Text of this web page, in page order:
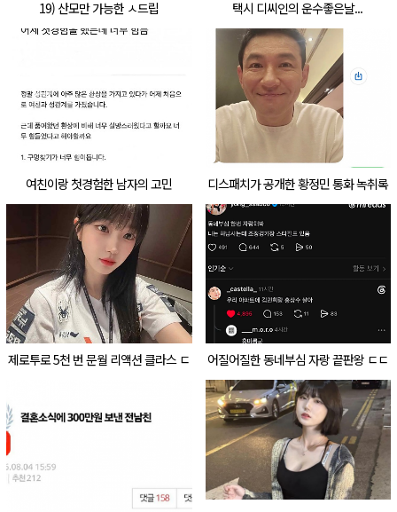
19) 산모만 가능한 ㅅ드립 택시 디씨인의 운수좋은날...
여친이랑 첫경험한 남자의 고민
디스패치가 공개한 황정민 통화 녹취록
ㄷㄷㄷㄷ
제로투로 5천 번 문월 리액션 클라스 ㄷ
어질어질한 동네부심 자랑 끝판왕 ㄷㄷ